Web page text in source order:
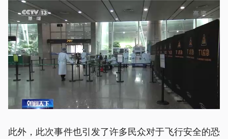
此外，此次事件也引发了许多民众对于飞行安全的恐